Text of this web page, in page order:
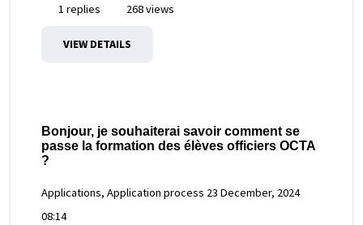
1 replies
268 views
VIEW DETAILS
Bonjour, je souhaiterai savoir comment se
passe la formation des élèves officiers OCTA
?
Applications, Application process 23 December, 2024
08:14